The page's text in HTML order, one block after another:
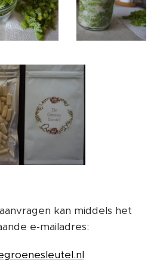
kan middels het
e-mailadres: